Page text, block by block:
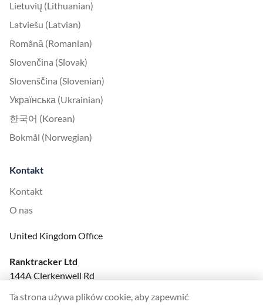
Lietuvių (Lithuanian)
Latviešu (Latvian)
Română (Romanian)
Slovenčina (Slovak)
Slovenščina (Slovenian)
Українська (Ukrainian)
한국어 (Korean)
Bokmål (Norwegian)
Kontakt
Kontakt
O nas
United Kingdom Office
Ranktracker Ltd
144A Clerkenwell Rd
Ta strona używa plików cookie, aby zapewnić